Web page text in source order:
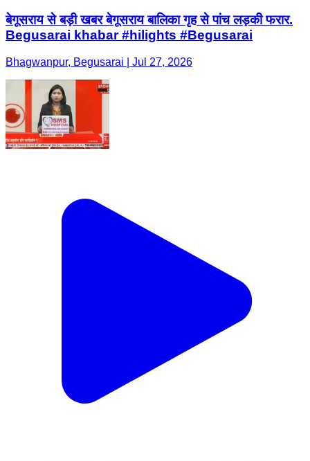
बेगूसराय से बड़ी खबर बेगूसराय बालिका गृह से पांच लड़की फरार.
Begusarai khabar #hilights #Begusarai
Bhagwanpur, Begusarai | Jul 27, 2026